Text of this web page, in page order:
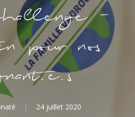
–
pour nos
24 juillet 2020